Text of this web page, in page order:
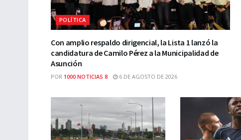
POLÍTICA
Con amplio respaldo dirigencial, la Lista 1 lanzó la
candidatura de Camilo Pérez a la Municipalidad de
Asunción
POR 1000 NOTICIAS 8 6 DE AGOSTO DE 2026